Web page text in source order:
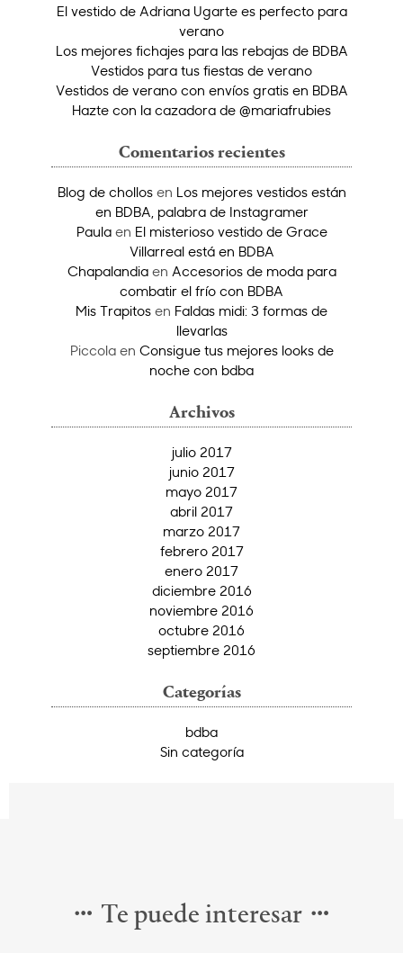
El vestido de Adriana Ugarte es perfecto para
verano
Los mejores fichajes para las rebajas de BDBA
Vestidos para tus fiestas de verano
Vestidos de verano con envíos gratis en BDBA
Hazte con la cazadora de @mariafrubies
Comentarios recientes
Blog de chollosen Los mejores vestidos están
en BDBA, palabra de Instagramer
Paulaen El misterioso vestido de Grace
Villarreal está en BDBA
Chapalandiaen Accesorios de moda para
combatir el frío con BDBA
Mis Trapitos en Faldas midi: 3 formas de
llevarlas
Piccolaen Consigue tus mejores looks de
noche con bdba
Archivos
julio 2017
junio 2017
mayo 2017
abril 2017
marzo 2017
febrero 2017
enero 2017
diciembre 2016
noviembre 2016
octubre 2016
septiembre 2016
Categorías
bdba
Sin categoría
Te puede interesar